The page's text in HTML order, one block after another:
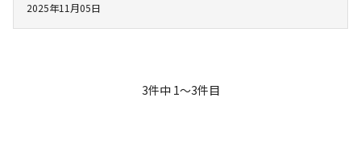
2025年11月05日
3件中 1〜3件目